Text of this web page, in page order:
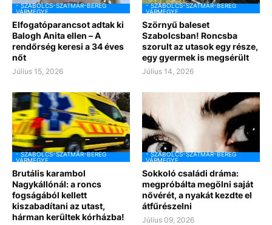
- SZABOLCS-SZATMÁR-BEREG
VÁRMEGYE
Elfogatóparancsot adtak ki
Balogh Anita ellen – A
rendőrség keresi a 34 éves
nőt
Július 15, 2026
- SZABOLCS-SZATMÁR-BEREG
VÁRMEGYE
Szörnyű baleset
Szabolcsban! Roncsba
szorult az utasok egy része,
egy gyermek is megsérült
Július 14, 2026
- SZABOLCS-SZATMÁR-BEREG
VÁRMEGYE
Brutális karambol
Nagykállónál: a roncs
fogságából kellett
kiszabadítani az utast,
hárman kerültek kórházba!
- SZABOLCS-SZATMÁR-BEREG
VÁRMEGYE
Sokkoló családi dráma:
megpróbálta megölni saját
nővérét, a nyakát kezdte el
átfűrészelni
Július 09, 2026